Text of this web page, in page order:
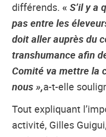
différends. « S’il y a
pas entre les
doit aller auprès du
transhumance afin
Comité va mettre la
nous »,a-t-elle
Tout expliquant
activité, Gilles